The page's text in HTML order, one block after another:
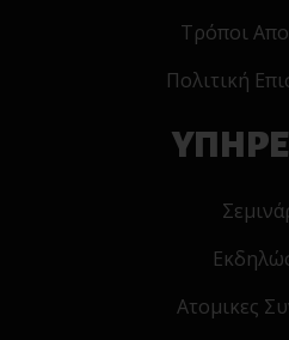
Τρόποι
Πολιτική
Ατομικες